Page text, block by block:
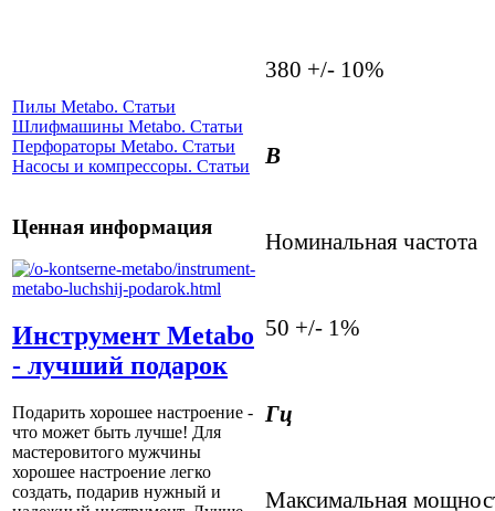
Пилы Metabo. Статьи
Шлифмашины Metabo. Статьи
Перфораторы Metabo. Статьи
Насосы и компрессоры. Статьи
Ценная информация
Инструмент Metabo
- лучший подарок
Подарить хорошее настроение -
что может быть лучше! Для
мастеровитого мужчины
хорошее настроение легко
создать, подарив нужный и
380 +/- 10%
В
Номинальная частота
50 +/- 1%
Гц
Максимальная